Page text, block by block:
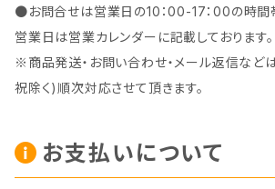
●お問合せは営業日の10：00-17：00の時間
営業日は営業カレンダーに記載しております。
※商品発送・お問い合わせ・メール返信など
祝除く)順次対応させて頂きます。
お支払いについて